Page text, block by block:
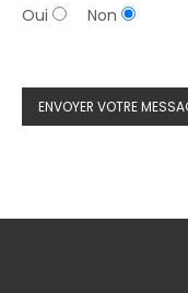
Oui Non